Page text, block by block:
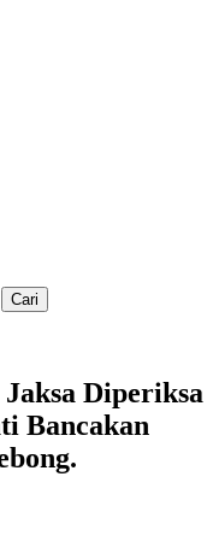
Diperiksa
Bancakan